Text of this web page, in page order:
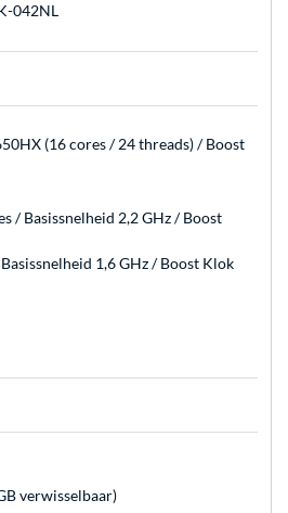
042NL
(16 cores / 24 threads) / Boost
/ Basissnelheid 2,2 GHz / Boost
1,6 GHz / Boost Klok
verwisselbaar)